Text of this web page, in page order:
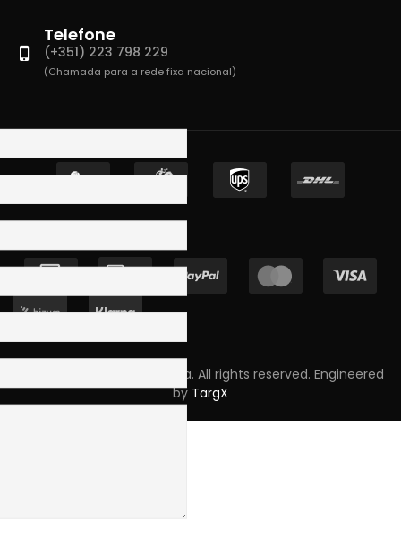
Telefone
(+351) 223 798 229
(Chamada para a rede fixa nacional)
Copyright © 2023 Skpro, Lda. All rights reserved. Engineered
by TargX